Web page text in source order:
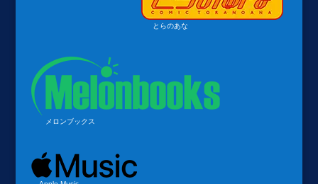
とらのあな
メロンブックス